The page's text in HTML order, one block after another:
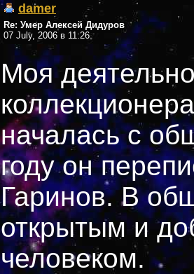
damer
Re: Умер Алексей Дидуров
07 July, 2006 в 11:26
Моя
началась с
году он
Гаринов. В
открытым и
человеком.